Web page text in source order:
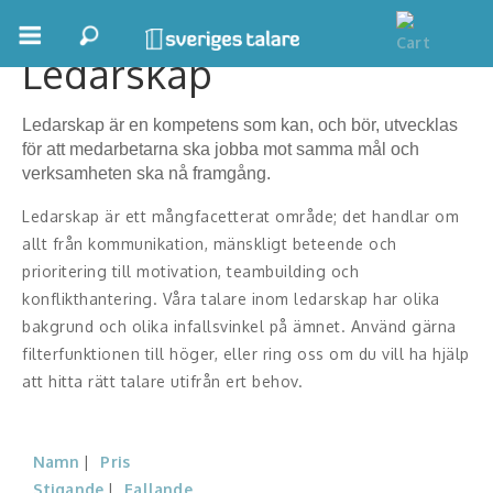
Boka ett möte
Samhällsnytta
Inspirerande Föreläsare
Personlig utveckling, målsättning
Life Stories & Trivsel
Ledarskap
Ledarskap är en kompetens som kan, och bör, utvecklas
för att medarbetarna ska jobba mot samma mål och
verksamheten ska nå framgång.
Ledarskap är ett mångfacetterat område; det handlar om
allt från kommunikation, mänskligt beteende och
prioritering till motivation, teambuilding och
konflikthantering. Våra talare inom ledarskap har olika
bakgrund och olika infallsvinkel på ämnet. Använd gärna
filterfunktionen till höger, eller ring oss om du vill ha hjälp
att hitta rätt talare utifrån ert behov.
Namn
Pris
Stigande
Fallande